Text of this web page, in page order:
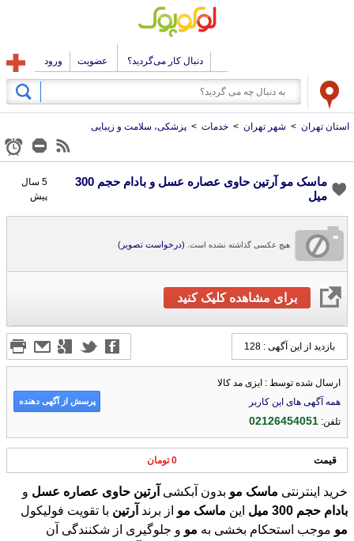
دنبال کار می‌گردید؟ عضویت ورود
استان تهران > شهر تهران > خدمات > پزشکی، سلامت و زیبایی
ماسک مو آرتین حاوی عصاره عسل و بادام حجم 300
میل
5 سال
پیش
هیچ عکسی گذاشته نشده است. (درخواست تصویر)
برای مشاهده کلیک کنید
بازدید از این آگهی : 128
ارسال شده توسط : ایزی مد کالا
همه آگهی های این کاربر
تلفن:02126454051
پرسش از آگهی دهنده
قیمت 0 تومان
خرید اینترنتی ماسک مو بدون آبکشی آرتین حاوی عصاره عسل و
بادام حجم 300 میل این ماسک مو از برند آرتین با تقویت فولیکول
مو موجب استحکام بخشی به مو و جلوگیری از شکنندگی آن